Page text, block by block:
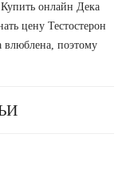
онлайн Дека
цену Тестостерон
влюблена, поэтому